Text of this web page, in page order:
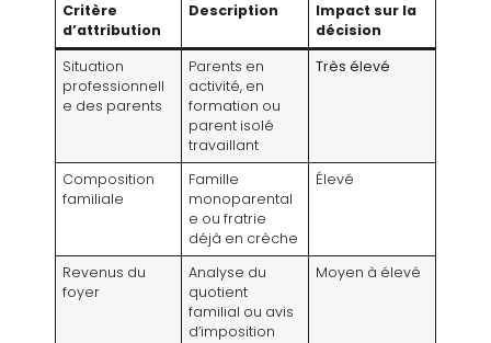
Critère
d’attribution
Description
Impact sur la
décision
Situation
professionnell
e des parents
Parents en
activité, en
formation ou
parent isolé
travaillant
Très élevé
Composition
familiale
Famille
monoparental
e ou fratrie
déjà en crèche
Élevé
Revenus du
foyer
Analyse du
quotient
familial ou avis
d’imposition
Moyen à élevé